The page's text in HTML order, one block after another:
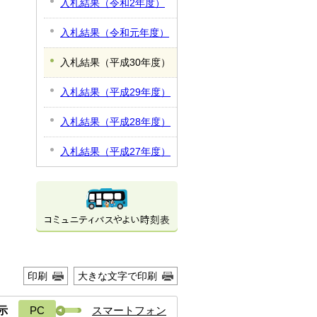
入札結果（令和2年度）
入札結果（令和元年度）
入札結果（平成30年度）
入札結果（平成29年度）
入札結果（平成28年度）
入札結果（平成27年度）
印刷 大きな文字で印刷
PC スマートフォン